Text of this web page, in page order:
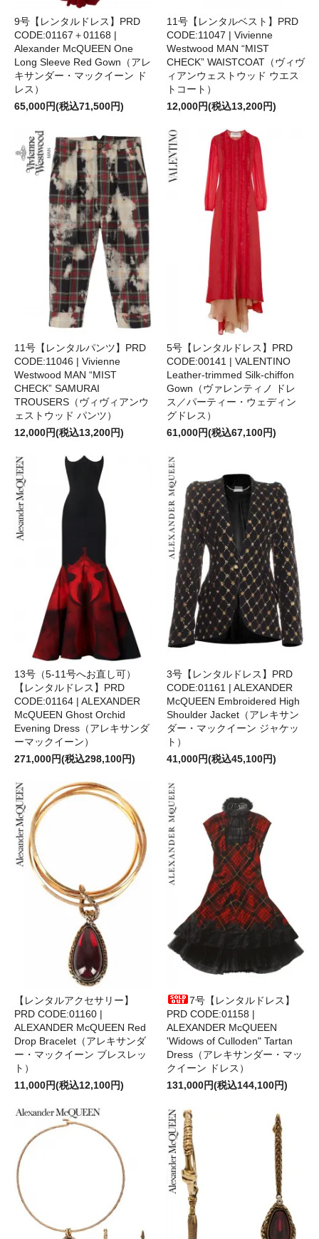
9号【レンタルドレス】PRD
CODE:01167＋01168 |
Alexander McQUEEN One
Long Sleeve Red Gown（アレ
キサンダー・マックイーン ド
レス）
65,000円(税込71,500円)
11号【レンタルベスト】PRD
CODE:11047 | Vivienne
Westwood MAN “MIST
CHECK” WAISTCOAT（ヴィヴ
ィアンウェストウッド ウエス
トコート）
12,000円(税込13,200円)
11号【レンタルパンツ】PRD
CODE:11046 | Vivienne
Westwood MAN “MIST
CHECK” SAMURAI
TROUSERS（ヴィヴィアンウ
ェストウッド パンツ）
12,000円(税込13,200円)
5号【レンタルドレス】PRD
CODE:00141 | VALENTINO
Leather-trimmed Silk-chiffon
Gown（ヴァレンティノ ドレ
ス／パーティー・ウェディン
グドレス）
61,000円(税込67,100円)
13号（5-11号へお直し可）
【レンタルドレス】PRD
CODE:01164 | ALEXANDER
McQUEEN Ghost Orchid
Evening Dress（アレキサンダ
ーマックイーン）
271,000円(税込298,100円)
3号【レンタルドレス】PRD
CODE:01161 | ALEXANDER
McQUEEN Embroidered High
Shoulder Jacket（アレキサン
ダー・マックイーン ジャケッ
ト）
41,000円(税込45,100円)
【レンタルアクセサリー】
PRD CODE:01160 |
ALEXANDER McQUEEN Red
Drop Bracelet（アレキサンダ
ー・マックイーン ブレスレッ
ト）
11,000円(税込12,100円)
7号【レンタルドレス】
PRD CODE:01158 |
ALEXANDER McQUEEN
'Widows of Culloden" Tartan
Dress（アレキサンダー・マッ
クイーン ドレス）
131,000円(税込144,100円)